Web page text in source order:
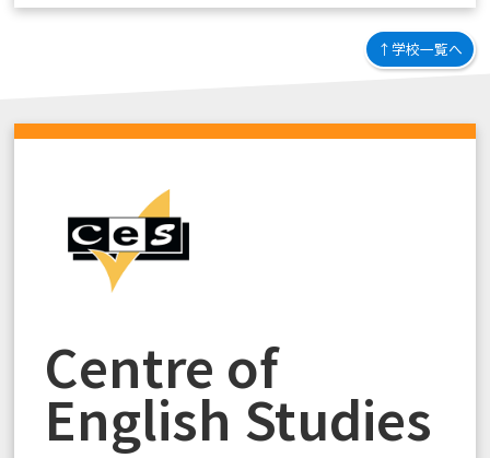
↑学校一覧へ
Centre of
English Studies